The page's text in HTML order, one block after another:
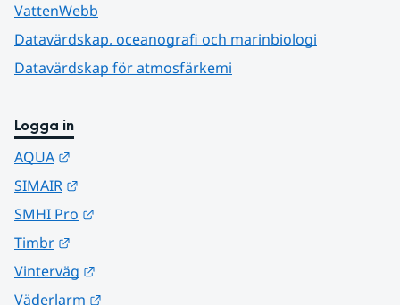
VattenWebb
Datavärdskap, oceanografi och marinbiologi
Datavärdskap för atmosfärkemi
Logga in
AQUA
SIMAIR
SMHI Pro
Timbr
Vinterväg
Väderlarm